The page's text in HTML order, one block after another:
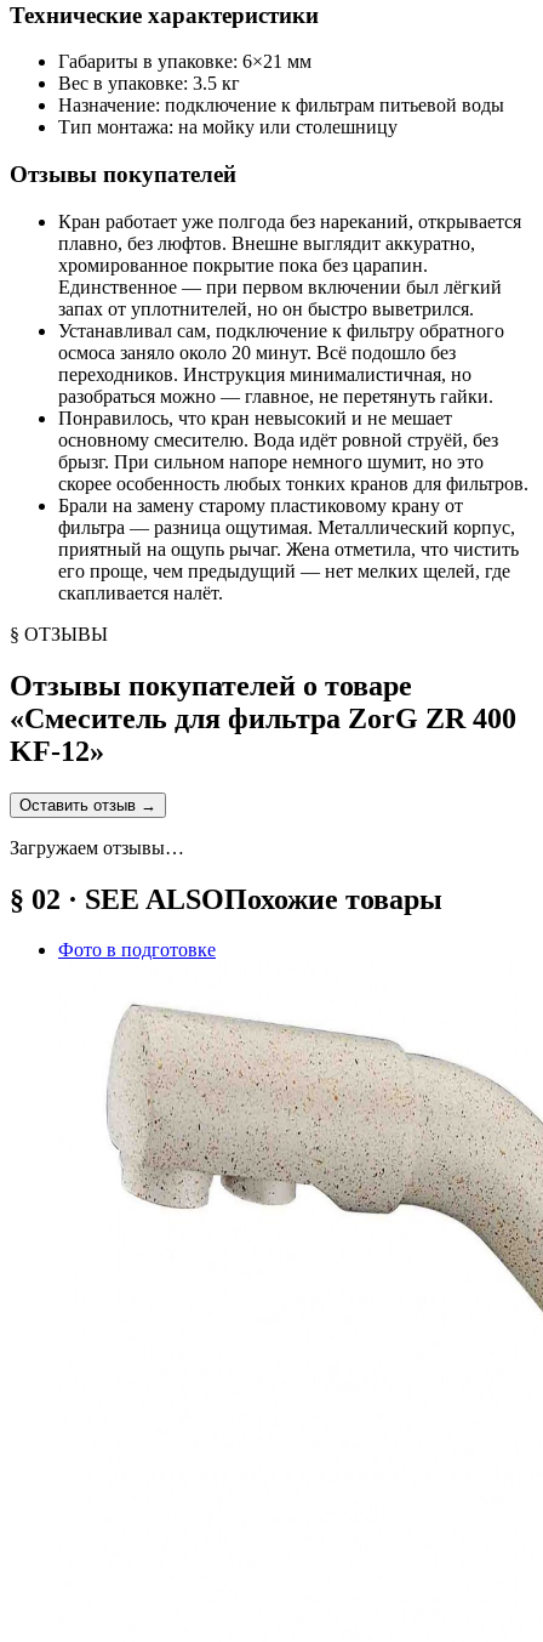
Технические характеристики
Габариты в упаковке: 6×21 мм
Вес в упаковке: 3.5 кг
Назначение: подключение к фильтрам питьевой воды
Тип монтажа: на мойку или столешницу
Отзывы покупателей
Кран работает уже полгода без нареканий, открывается
плавно, без люфтов. Внешне выглядит аккуратно,
хромированное покрытие пока без царапин.
Единственное — при первом включении был лёгкий
запах от уплотнителей, но он быстро выветрился.
Устанавливал сам, подключение к фильтру обратного
осмоса заняло около 20 минут. Всё подошло без
переходников. Инструкция минималистичная, но
разобраться можно — главное, не перетянуть гайки.
Понравилось, что кран невысокий и не мешает
основному смесителю. Вода идёт ровной струёй, без
брызг. При сильном напоре немного шумит, но это
скорее особенность любых тонких кранов для фильтров.
Брали на замену старому пластиковому крану от
фильтра — разница ощутимая. Металлический корпус,
приятный на ощупь рычаг. Жена отметила, что чистить
его проще, чем предыдущий — нет мелких щелей, где
скапливается налёт.
§ ОТЗЫВЫ
Отзывы покупателей о товаре
«Смеситель для фильтра ZorG ZR 400
KF-12»
Оставить отзыв →
Загружаем отзывы…
§ 02 · SEE ALSOПохожие товары
Фото в подготовке